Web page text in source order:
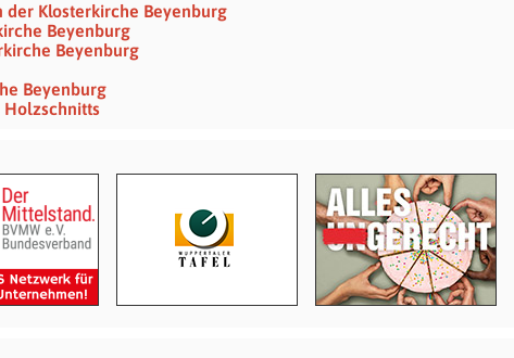
Klosterkirche Beyenburg
Beyenburg
Beyenburg
Beyenburg
Holzschnitts